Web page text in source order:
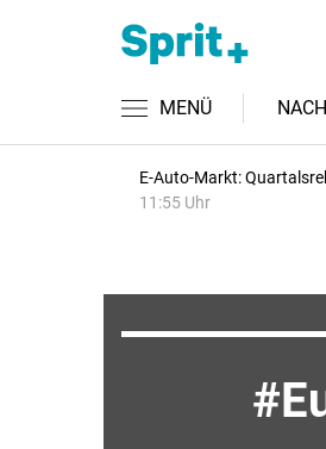
MENÜ
E-Auto-Markt:
11:55 Uhr